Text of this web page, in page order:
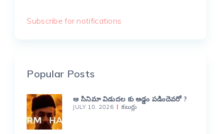
Subscribe for notifications
Popular Posts
ఆ సినిమా విడుదల కు అడ్డం పడిందెవరో ?
JULY 10, 2026 కబుర్లు